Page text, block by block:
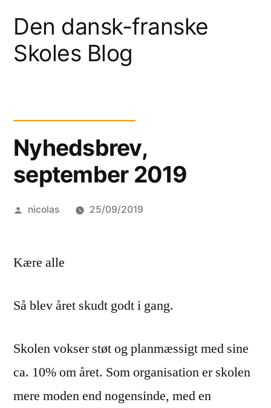
content
Den dansk-franske
Skoles Blog
Nyhedsbrev,
september 2019
Posted
nicolas 25/09/2019
Kære alle
Så blev året skudt godt i gang.
Skolen vokser støt og planmæssigt med sine
ca. 10% om året. Som organisation er skolen
mere moden end nogensinde, med en